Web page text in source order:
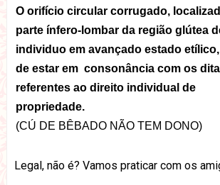
O orifício circular corrugado,
parte ínfero-lombar da região glútea
individuo em avançado estado
de estar em consonância com os
referentes ao direito individual de
propriedade.
(CÚ DE BÊBADO NÃO TEM DONO)
Legal, não é? Vamos praticar com os